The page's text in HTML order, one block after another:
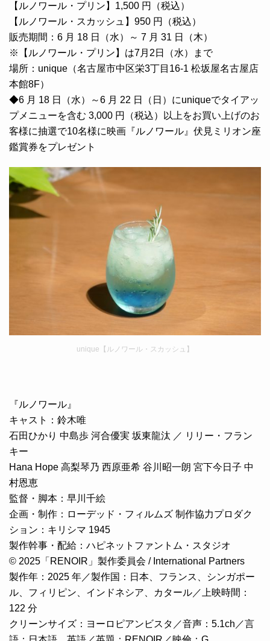
【ルノワール・プリン】1,500 円（税込）
【ルノワール・スカッシュ】950 円（税込）
販売期間：6 月 18 日（水）～ 7 月 31 日（木）
※【ルノワール・プリン】は7月2日（水）まで
場所：unique（名古屋市中区栄3丁目16-1 松坂屋名古屋店
本館8F）
◆6 月 18 日（水）～6 月 22 日（日）にuniqueでタイアッ
プメニューを含む 3,000 円（税込）以上をお買い上げのお
客様に抽選で10名様に映画『ルノワール』伏見ミリオン座
鑑賞券をプレゼント
unique【ルノワール・スカッシュ】
『ルノワール』
キャスト：鈴木唯
石田ひかり 中島歩 河合優実 坂東龍汰 ／ リリー・フラン
キー
Hana Hope 高梨琴乃 西原亜希 谷川昭一朗 宮下今日子 中
村恩恵
監督・脚本：早川千絵
企画・制作：ローデッド・フィルムズ 制作協力プロダク
ション：キリシマ 1945
製作幹事・配給：ハピネットファントム・スタジオ
© 2025「RENOIR」製作委員会 / International Partners
製作年：2025 年／製作国：日本、フランス、シンガポー
ル、フィリピン、インドネシア、カタール／上映時間：
122 分
クリーンサイズ：ヨーロピアンビスタ／音声：5.1ch／言